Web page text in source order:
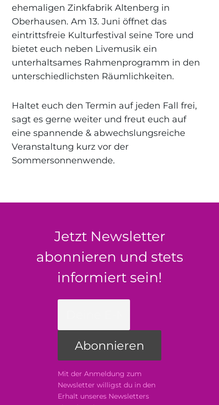
ehemaligen Zinkfabrik Altenberg in
Oberhausen. Am 13. Juni öffnet das
eintrittsfreie Kulturfestival seine Tore und
bietet euch neben Livemusik ein
unterhaltsames Rahmenprogramm in den
unterschiedlichsten Räumlichkeiten.
Haltet euch den Termin auf jeden Fall frei,
sagt es gerne weiter und freut euch auf
eine spannende & abwechslungsreiche
Veranstaltung kurz vor der
Sommersonnenwende.
Jetzt Newsletter
abonnieren und stets
informiert sein!
Mit der Anmeldung zum
Newsletter willigst du in den
Erhalt unseres Newsletters